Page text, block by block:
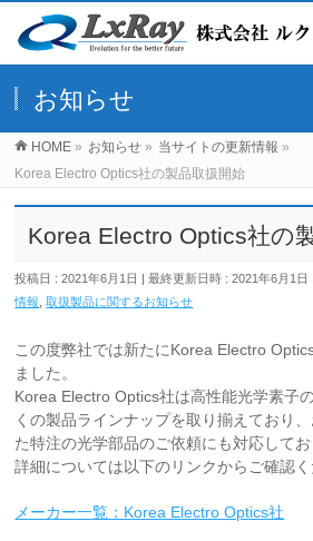
お知らせ
HOME » お知らせ » 当サイトの更新情報 »
Korea Electro Optics社の製品取扱開始
Korea Electro Optics社の
投稿日 : 2021年6月1日 最終更新日時 : 2021年6月1日
情報 ,取扱製品に関するお知らせ
この度弊社では新たにKorea Electro
ました。
Korea Electro Optics社は高性能光学素子
くの製品ラインナップを取り揃えており
た特注の光学部品のご依頼にも対応してお
詳細については以下のリンクからご確認く
メーカー一覧：Korea Electro Optics社